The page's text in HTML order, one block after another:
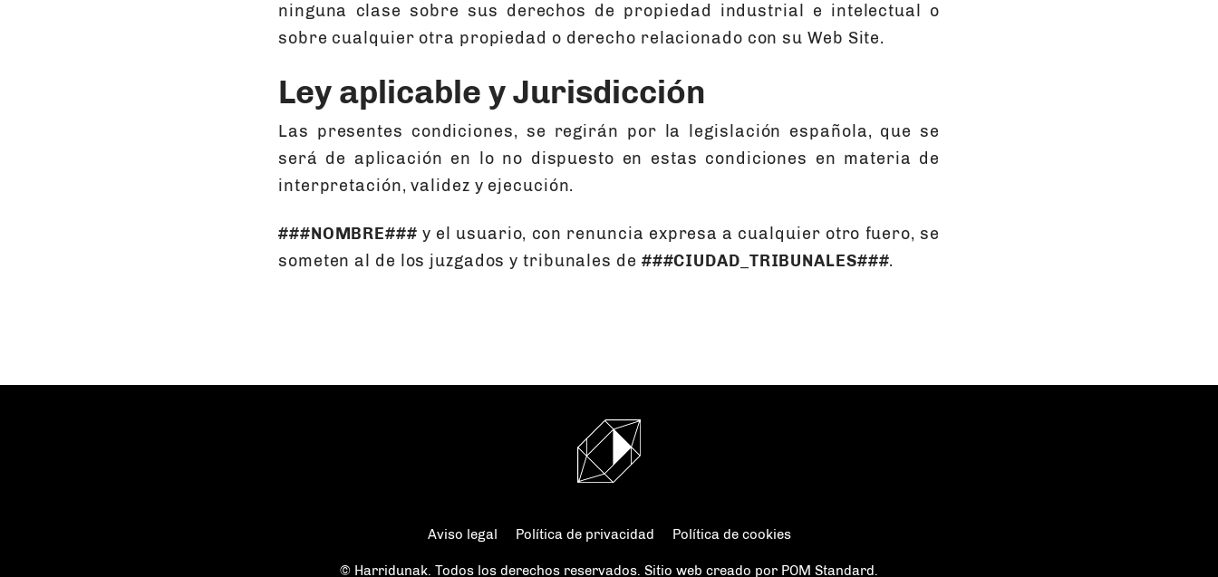
ninguna clase sobre sus derechos de propiedad industrial e intelectual o
sobre cualquier otra propiedad o derecho relacionado con su Web Site.
Ley aplicable y Jurisdicción
Las presentes condiciones, se regirán por la legislación española, que se
será de aplicación en lo no dispuesto en estas condiciones en materia de
interpretación, validez y ejecución.
###NOMBRE### y el usuario, con renuncia expresa a cualquier otro fuero, se
someten al de los juzgados y tribunales de ###CIUDAD_TRIBUNALES###.
Aviso legal Política de privacidad Política de cookies
© Harridunak. Todos los derechos reservados. Sitio web creado por POM Standard.